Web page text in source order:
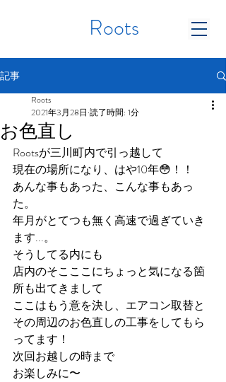
Roots
記事
お色直し
Roots
2021年3月28日 読了時間: 1分
Rootsが三川町内で引っ越して
現在の場所になり、はや10年😳！！
あんな事もあった、こんな事もあっ
た。
年月がとてつも無く高速で過ぎていき
ます...。
そうしてる内にも
店内のそこここにちょっと気になる箇
所も出てきまして
ここはもう意を決し、エアコン取替と
その周辺のお色直しの工事をしてもら
ってます！
次回お越しの時まで
お楽しみに〜